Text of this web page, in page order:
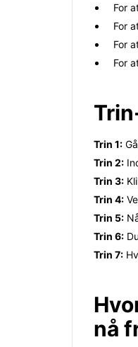
For
For
For
For
Trin 1:
Trin 2:
Trin 3:
Trin 4:
Trin 5:
Trin 6:
Trin 7:
nå